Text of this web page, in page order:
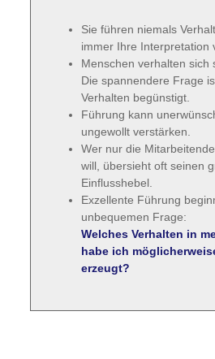
Sie führen niemals
immer Ihre Interpretation
Menschen verhalten sich
Die spannendere Frage
Verhalten begünstigt.
Führung kann
ungewollt verstärken.
Wer nur die
will, übersieht oft seinen
Einflusshebel.
Exzellente Führung
unbequemen Frage:
Welches Verhalten in
habe ich
erzeugt?